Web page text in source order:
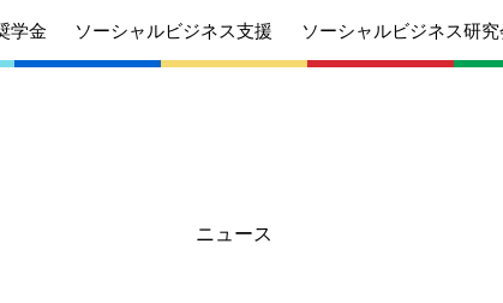
丸和育志会の目指す未来
学金 ソーシャルビジネス支援 ソーシャルビジネス研
ニュース